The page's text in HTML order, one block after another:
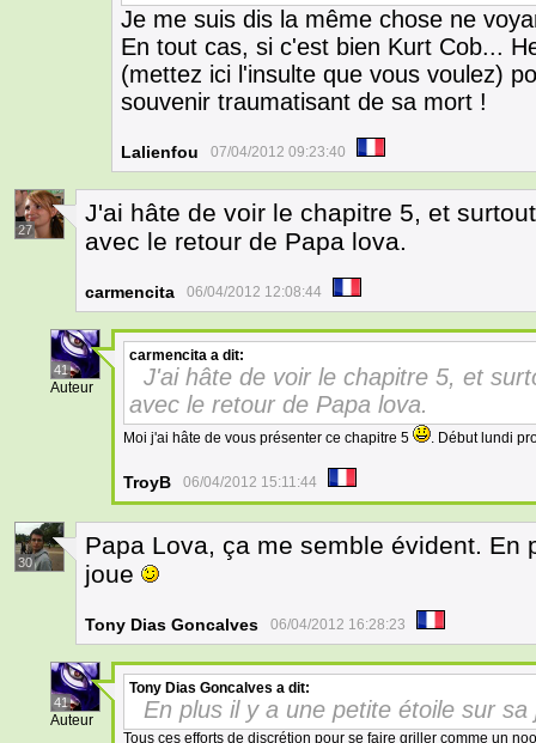
Je me suis dis la même chose ne
En tout cas, si c'est bien Kurt Cob...
(mettez ici l'insulte que vous voulez)
souvenir traumatisant de sa mort !
Lalienfou 07/04/2012 09:23:40
27
J'ai hâte de voir le chapitre 5, et
avec le retour de Papa lova.
carmencita 06/04/2012 12:08:44
41
Auteur
carmencita a dit:
J'ai hâte de voir le chapitre 5, et
avec le retour de Papa lova.
Moi j'ai hâte de vous présenter ce chapitre 5 . Début lundi
TroyB 06/04/2012 15:11:44
30
Papa Lova, ça me semble évident. En
joue
Tony Dias Goncalves 06/04/2012 16:28:23
41
Auteur
Tony Dias Goncalves a dit:
En plus il y a une petite étoile sur
Tous ces efforts de discrétion pour se faire griller comme un